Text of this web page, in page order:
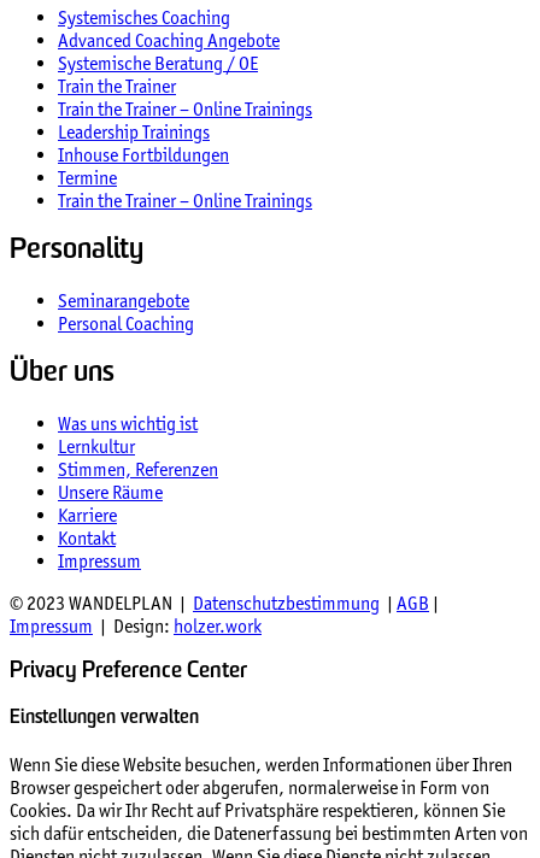
Systemisches Coaching
Advanced Coaching Angebote
Systemische Beratung / OE
Train the Trainer
Train the Trainer – Online Trainings
Leadership Trainings
Inhouse Fortbildungen
Termine
Train the Trainer – Online Trainings
Personality
Seminarangebote
Personal Coaching
Über uns
Was uns wichtig ist
Lernkultur
Stimmen, Referenzen
Unsere Räume
Karriere
Kontakt
Impressum
© 2023 WANDELPLAN | Datenschutzbestimmung | AGB |
Impressum | Design: holzer.work
Privacy Preference Center
Einstellungen verwalten
Wenn Sie diese Website besuchen, werden Informationen über Ihren
Browser gespeichert oder abgerufen, normalerweise in Form von
Cookies. Da wir Ihr Recht auf Privatsphäre respektieren, können Sie
sich dafür entscheiden, die Datenerfassung bei bestimmten Arten von